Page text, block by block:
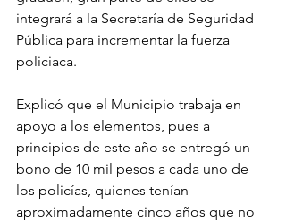
integrará a la Secretaría de Seguridad
Pública para incrementar la fuerza
policiaca.
Explicó que el Municipio trabaja en
apoyo a los elementos, pues a
principios de este año se entregó un
bono de 10 mil pesos a cada uno de
los policías, quienes tenían
aproximadamente cinco años que no